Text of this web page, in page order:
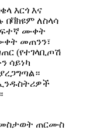
እርጎ እና
ለስላሳ
ሙቀት
መጠንን፣
(የተገላቢጦሽ
ሳይነካ